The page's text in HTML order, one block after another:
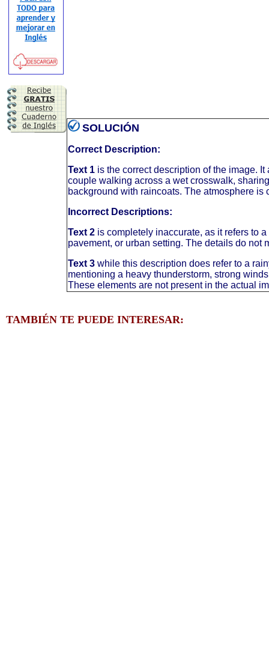
SOLUCIÓN
Correct Description:
Text 1 is the correct description of the image.
couple walking across a wet crosswalk,
background with raincoats. The atmosphere is
Incorrect Descriptions:
Text 2 is completely inaccurate, as it refers to
pavement, or urban setting. The details do not
Text 3 while this description does refer to a
mentioning a heavy thunderstorm, strong
These elements are not present in the actual
TAMBIÉN TE PUEDE INTERESAR: